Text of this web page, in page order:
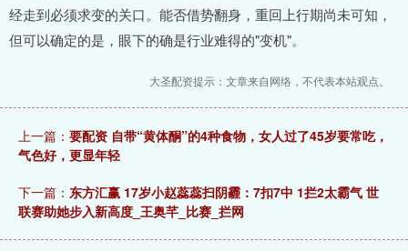
经走到必须求变的关口。能否借势翻身，重回上行期尚未可知，
但可以确定的是，眼下的确是行业难得的"变机"。
大圣配资提示：文章来自网络，不代表本站观点。
上一篇： 要配资 自带“黄体酮”的4种食物，女人过了45岁要常吃，
气色好，更显年轻
下一篇： 东方汇赢 17岁小赵蕊蕊扫阴霾：7扣7中 1拦2太霸气 世
联赛助她步入新高度_王奥芊_比赛_拦网